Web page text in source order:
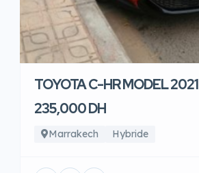
TOYOTA C-HR MODEL 2021
235,000 DH
Marrakech Hybride